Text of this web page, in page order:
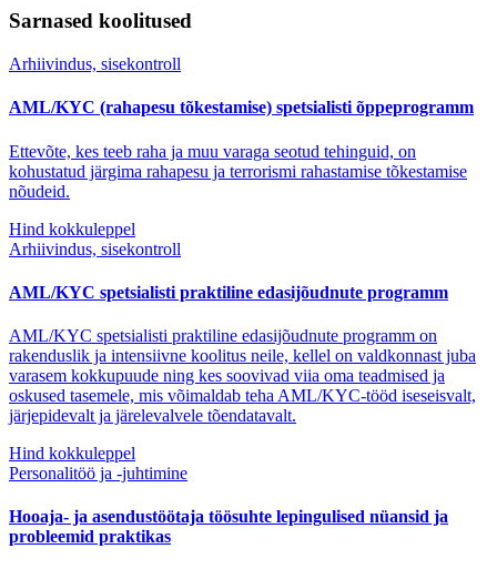
Sarnased koolitused
Arhiivindus, sisekontroll
AML/KYC (rahapesu tõkestamise) spetsialisti õppeprogramm
Ettevõte, kes teeb raha ja muu varaga seotud tehinguid, on
kohustatud järgima rahapesu ja terrorismi rahastamise tõkestamise
nõudeid.
Hind kokkuleppel
Arhiivindus, sisekontroll
AML/KYC spetsialisti praktiline edasijõudnute programm
AML/KYC spetsialisti praktiline edasijõudnute programm on
rakenduslik ja intensiivne koolitus neile, kellel on valdkonnast juba
varasem kokkupuude ning kes soovivad viia oma teadmised ja
oskused tasemele, mis võimaldab teha AML/KYC-tööd iseseisvalt,
järjepidevalt ja järelevalvele tõendatavalt.
Hind kokkuleppel
Personalitöö ja -juhtimine
Hooaja- ja asendustöötaja töösuhte lepingulised nüansid ja
probleemid praktikas